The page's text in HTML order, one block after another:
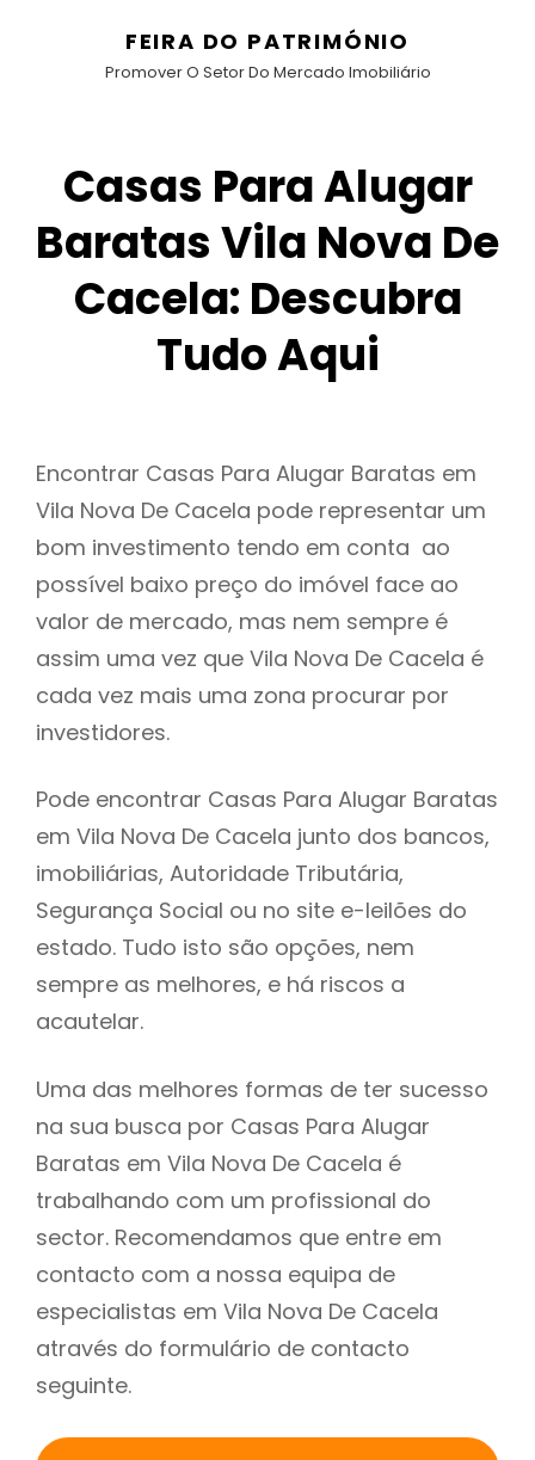
FEIRA DO PATRIMÓNIO
Promover O Setor Do Mercado Imobiliário
Casas Para Alugar
Baratas Vila Nova De
Cacela: Descubra
Tudo Aqui
Encontrar Casas Para Alugar Baratas em
Vila Nova De Cacela pode representar um
bom investimento tendo em conta ao
possível baixo preço do imóvel face ao
valor de mercado, mas nem sempre é
assim uma vez que Vila Nova De Cacela é
cada vez mais uma zona procurar por
investidores.
Pode encontrar Casas Para Alugar Baratas
em Vila Nova De Cacela junto dos bancos,
imobiliárias, Autoridade Tributária,
Segurança Social ou no site e-leilões do
estado. Tudo isto são opções, nem
sempre as melhores, e há riscos a
acautelar.
Uma das melhores formas de ter sucesso
na sua busca por Casas Para Alugar
Baratas em Vila Nova De Cacela é
trabalhando com um profissional do
sector. Recomendamos que entre em
contacto com a nossa equipa de
especialistas em Vila Nova De Cacela
através do formulário de contacto
seguinte.